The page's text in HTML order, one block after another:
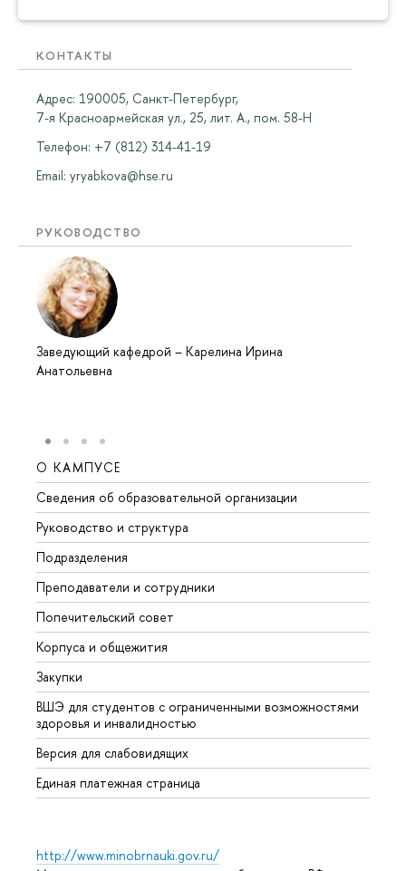
КОНТАКТЫ
Адрес: 190005, Санкт-Петербург,
7-я Красноармейская ул., 25, лит. А., пом. 58-Н
Телефон: +7 (812) 314-41-19
Email: yryabkova@hse.ru
РУКОВОДСТВО
Заведующий кафедрой – Карелина Ирина
Анатольевна
О КАМПУСЕ
Сведения об образовательной организации
Руководство и структура
Подразделения
Преподаватели и сотрудники
Попечительский совет
Корпуса и общежития
Закупки
ВШЭ для студентов с ограниченными возможностями
здоровья и инвалидностью
Версия для слабовидящих
Единая платежная страница
http://www.minobrnauki.gov.ru/